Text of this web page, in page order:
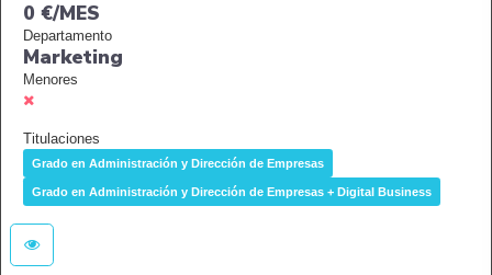
0 €/MES
Departamento
Marketing
Menores
Titulaciones
Grado en Administración y Dirección de Empresas
Grado en Administración y Dirección de Empresas + Digital Business